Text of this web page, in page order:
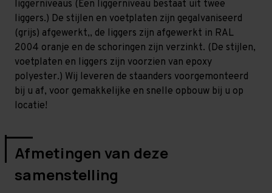
liggerniveaus (Een liggerniveau bestaat uit twee
liggers.) De stijlen en voetplaten zijn gegalvaniseerd
(grijs) afgewerkt,, de liggers zijn afgewerkt in RAL
2004 oranje en de schoringen zijn verzinkt. (De stijlen,
voetplaten en liggers zijn voorzien van epoxy
polyester.) Wij leveren de staanders voorgemonteerd
bij u af, voor gemakkelijke en snelle opbouw bij u op
locatie!
Afmetingen van deze
samenstelling